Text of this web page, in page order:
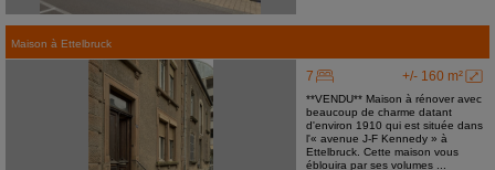
Maison à Ettelbruck
+/- 160 m²
7
**VENDU** Maison à rénover avec
beaucoup de charme datant
d'environ 1910 qui est située dans
l'« avenue J-F Kennedy » à
Ettelbruck. Cette maison vous
éblouira par ses volumes ...